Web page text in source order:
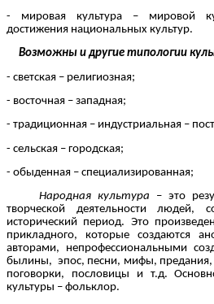
- мировая культура – мировой
достижения национальных культур.
Возможны и другие типологии
- светская – религиозная;
- восточная – западная;
- традиционная – индустриальная –
- сельская – городская;
- обыденная – специализированная;
Народная культура – это
творческой деятельности людей,
исторический период. Это
прикладного, которые создаются
авторами, непрофессиональными
былины, эпос, песни, мифы,
поговорки, пословицы и т.д.
культуры – фольклор.